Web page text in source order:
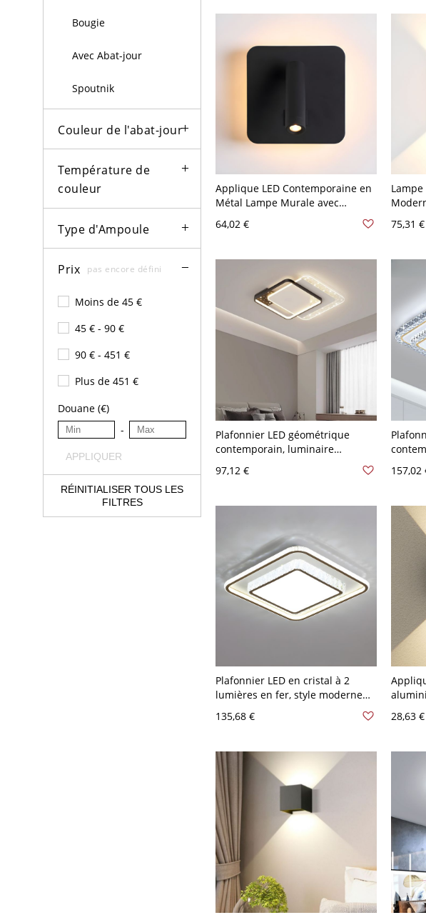
Bougie
Avec Abat-jour
Spoutnik
Couleur de l'abat-jour
Température de
couleur
Type d'Ampoule
Prix pas encore défini
Moins de 45 €
45 € - 90 €
90 € - 451 €
Plus de 451 €
Douane (€)
-
APPLIQUER
RÉINITIALISER TOUS LES
FILTRES
Applique LED Contemporaine en
Métal Lampe Murale avec
Projecteur pour Chambre - 110 V-
120 V Noir Carré
64,02 €
110 V-
75,31 €
Plafonnier LED géométrique
contemporain, luminaire
superposé dimmable avec accent
étoilé - 110 V-120 V Gradation à
97,12 €
Carré
157,02
Plafonnier LED en cristal à 2
lumières en fer, style moderne
simple, forme géométrique, pour
chambre - Carré 110 V-120 V
135,68 €
finition
Carré
28,63 €